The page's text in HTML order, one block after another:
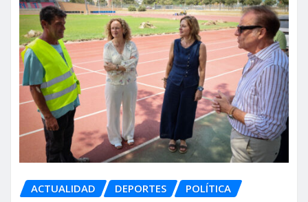
ACTUALIDAD DEPORTES POLÍTICA